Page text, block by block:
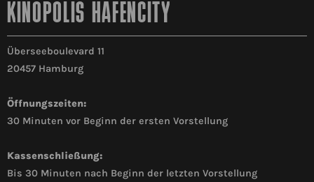
KINOPOLIS HAFENCITY
Überseeboulevard 11
20457 Hamburg
Öffnungszeiten:
30 Minuten vor Beginn der ersten Vorstellung
Kassenschließung:
Bis 30 Minuten nach Beginn der letzten Vorstellung